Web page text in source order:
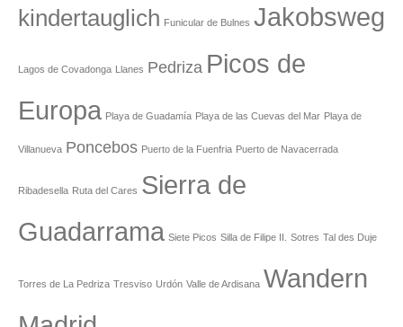
kindertauglich Funicular de Bulnes Jakobsweg
Lagos de Covadonga Llanes Pedriza Picos de
Europa Playa de Guadamía Playa de las Cuevas del Mar Playa de
Villanueva Poncebos Puerto de la Fuenfria Puerto de Navacerrada
Ribadesella Ruta del Cares Sierra de
Guadarrama Siete Picos Silla de Filipe II. Sotres Tal des Duje
Torres de La Pedriza Tresviso Urdón Valle de Ardisana Wandern